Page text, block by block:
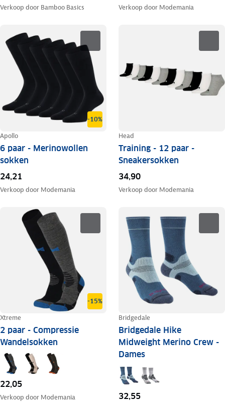
Verkoop door Bamboo Basics Verkoop door Modemania
-10%
Apollo
6 paar - Merinowollen
sokken
24,21
Verkoop door Modemania
Head
Training - 12 paar -
Sneakersokken
34,90
Verkoop door Modemania
-15%
Xtreme
2 paar - Compressie
Wandelsokken
22,05
Verkoop door Modemania
Bridgedale
Bridgedale Hike
Midweight Merino Crew -
Dames
32,55